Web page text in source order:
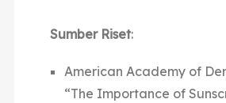
Sumber Riset:
American Academy of
“The Importance of